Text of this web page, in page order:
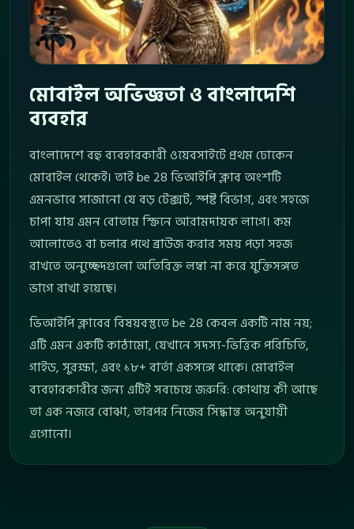
মোবাইল অভিজ্ঞতা ও বাংলাদেশি
ব্যবহার
বাংলাদেশে বহু ব্যবহারকারী ওয়েবসাইটে প্রথম ঢোকেন
মোবাইল থেকেই। তাই be 28 ভিআইপি ক্লাব অংশটি
এমনভাবে সাজানো যে বড় টেক্সট, স্পষ্ট বিভাগ, এবং সহজে
চাপা যায় এমন বোতাম স্ক্রিনে আরামদায়ক লাগে। কম
আলোতেও বা চলার পথে ব্রাউজ করার সময় পড়া সহজ
রাখতে অনুচ্ছেদগুলো অতিরিক্ত লম্বা না করে যুক্তিসঙ্গত
ভাগে রাখা হয়েছে।
ভিআইপি ক্লাবের বিষয়বস্তুতে be 28 কেবল একটি নাম নয়;
এটি এমন একটি কাঠামো, যেখানে সদস্য-ভিত্তিক পরিচিতি,
গাইড, সুরক্ষা, এবং ১৮+ বার্তা একসঙ্গে থাকে। মোবাইল
ব্যবহারকারীর জন্য এটিই সবচেয়ে জরুরি: কোথায় কী আছে
তা এক নজরে বোঝা, তারপর নিজের সিদ্ধান্ত অনুযায়ী
এগোনো।